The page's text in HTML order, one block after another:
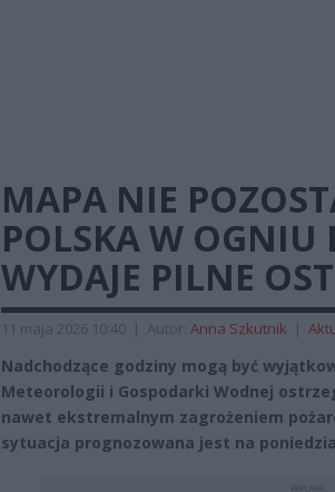
MAPA NIE
POLSKA W OGNIU
WYDAJE PILNE
11 maja 2026 10:40 | Autor: Anna Szkutnik |
Nadchodzące godziny mogą być
Meteorologii i Gospodarki Wodnej
nawet ekstremalnym zagrożeniem
sytuacja prognozowana jest na